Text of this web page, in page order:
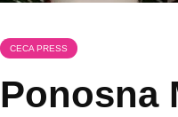
CECA PRESS
Ponosna